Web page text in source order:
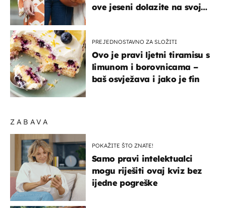
ZABAVA
POKAŽITE ŠTO ZNATE!
Samo pravi intelektualci
mogu riješiti ovaj kviz bez
ijedne pogreške
ove jeseni dolazite na svoje
PREJEDNOSTAVNO ZA SLOŽITI
Ovo je pravi ljetni tiramisu s
limunom i borovnicama –
baš osvježava i jako je fin